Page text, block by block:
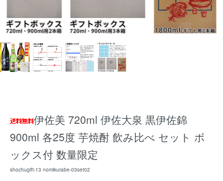
伊佐美 720ml 伊佐大泉 黒伊佐錦
900ml 各25度 芋焼酎 飲み比べ セット ボ
ックス付 数量限定
shochugift-13 nomikurabe-03set02